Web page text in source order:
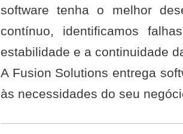
software tenha o melhor
contínuo, identificamos
estabilidade e a continuidade
A Fusion Solutions entrega
às necessidades do seu